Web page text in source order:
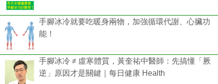
手腳冰冷就要吃暖身兩物，加強循環代謝、心臟功
能！
手腳冰冷 ≠ 虛寒體質，黃奎祐中醫師：先搞懂「厥
逆」原因才是關鍵｜每日健康 Health